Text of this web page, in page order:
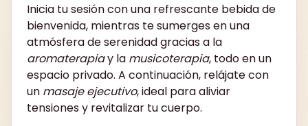
Inicia tu sesión con una refrescante bebida de
bienvenida, mientras te sumerges en una
atmósfera de serenidad gracias a la
aromaterapiay la musicoterapia, todo en un
espacio privado. A continuación, relájate con
un masaje ejecutivo, ideal para aliviar
tensiones y revitalizar tu cuerpo.